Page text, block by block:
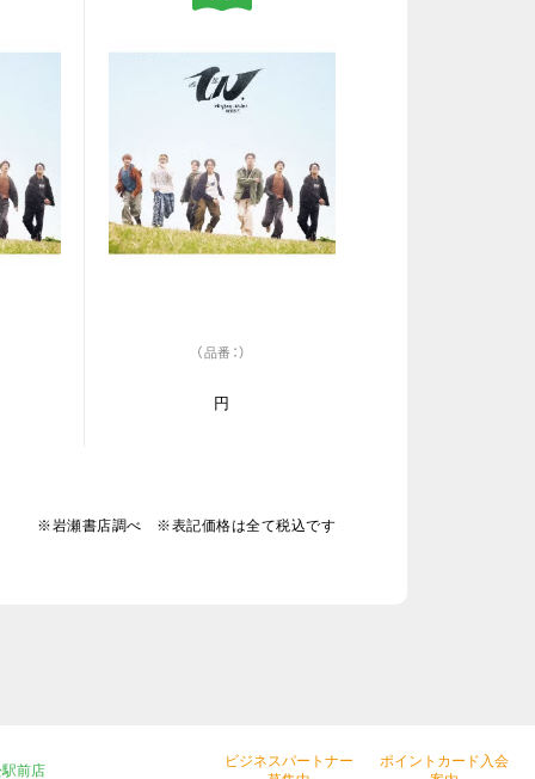
（品番：）
円
※岩瀬書店調べ ※表記価格は全て税込です
前店
ビジネスパートナー
ポイントカード入会